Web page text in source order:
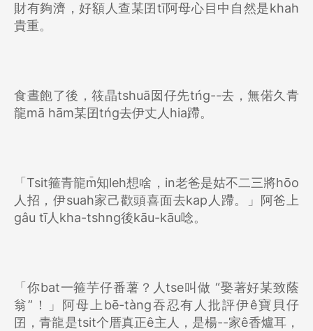
財有夠濟，好額人查某囝tī阿母心目中自然是khah
貴重。
食晝飽了後，筱晶tshuā囡仔先tńg--去，無偌久青
龍mā hām某囝tńg去伊丈人hia蹛。
「Tsit箍青龍m̄知leh想啥，in老爸是姑不二三將hōo
人招，伊suah家己歡頭喜面去kap人蹛。」阿爸上
gâu tī人kha-tshng後kāu-kāu唸。
「你bat一箍芋仔番薯？人tse叫做 “娶著好某致蔭
翁”！」阿母上bē-tàng吞忍有人批評伊ê寶貝仔
囝，青龍是tsit个厝真正ê主人，是楊--家ê香爐耳，